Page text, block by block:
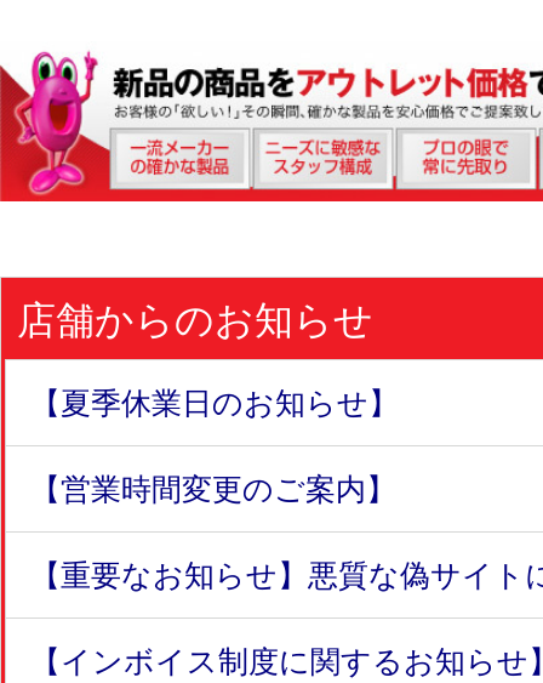
店舗からのお知らせ
【夏季休業日のお知らせ】
【営業時間変更のご案内】
【重要なお知らせ】悪質な偽サイト
【インボイス制度に関するお知らせ